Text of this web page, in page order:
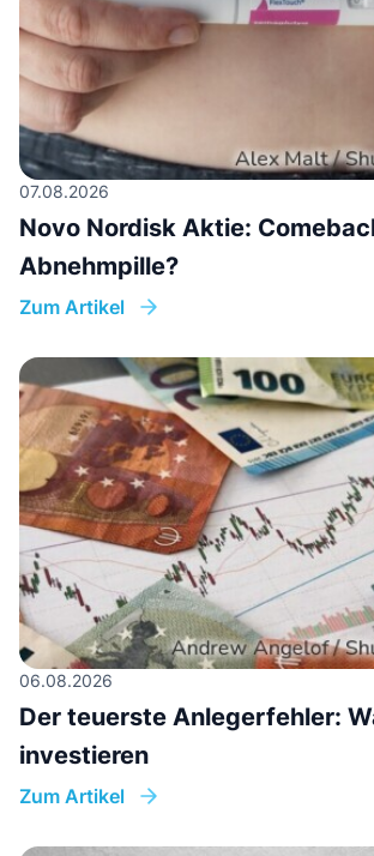
07.08.2026
Novo Nordisk Aktie:
Abnehmpille?
Zum Artikel
06.08.2026
Der teuerste Anlegerfehler:
investieren
Zum Artikel